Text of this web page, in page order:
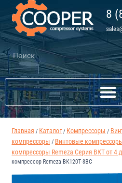
8
Главная / Каталог / Компрессоры /
компрессоры / Винтовые
компрессоры Remeza Серия ВКТ от 4
компрессор Remeza ВК120Т-8ВС